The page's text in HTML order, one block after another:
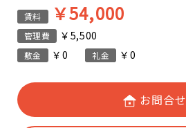
賃料 ￥54,000
管理費 ￥5,500
敷金 ￥0 礼金 ￥0
お問合せ